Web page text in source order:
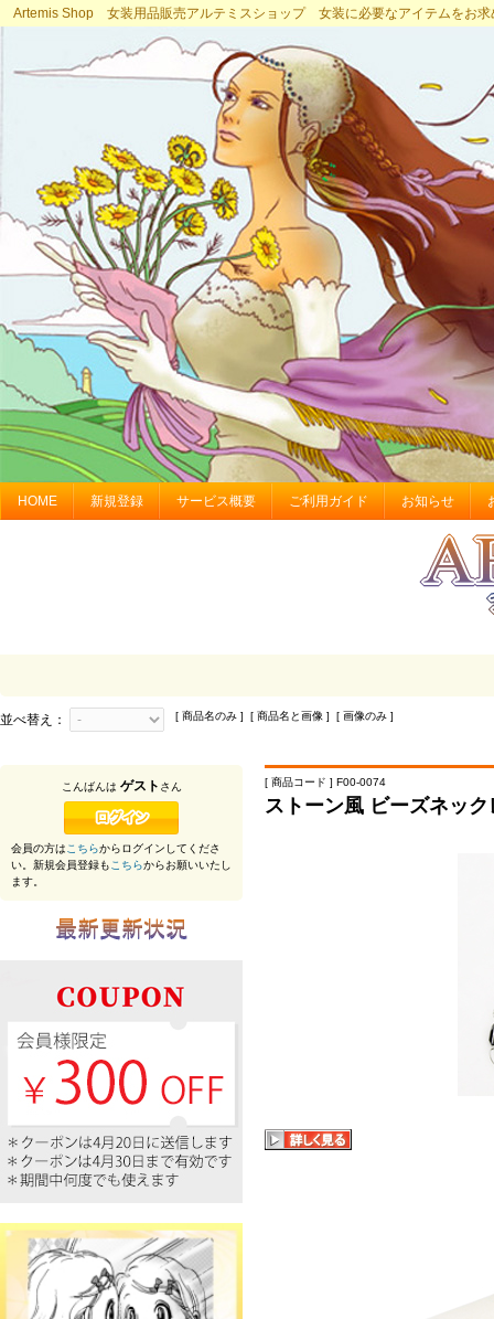
Artemis Shop 女装用品販売アルテミスショップ 女装に必要なアイテムをお求
HOME 新規登録 サービス概要 ご利用ガイド お知らせ
並べ替え： [ 商品名のみ ] [ 商品名と画像 ] [ 画像のみ ]
[ 商品コード ] F00-0074
ストーン風 ビーズネック
こんばんは ゲスト さん
会員の方はこちらからログインしてくださ
い。新規会員登録もこちらからお願いいたし
ます。